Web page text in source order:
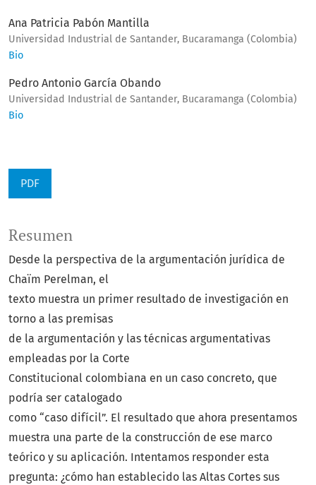
Ana Patricia Pabón Mantilla
Universidad Industrial de Santander, Bucaramanga (Colombia)
Bio
Pedro Antonio García Obando
Universidad Industrial de Santander, Bucaramanga (Colombia)
Bio
PDF
Resumen
Desde la perspectiva de la argumentación jurídica de
Chaïm Perelman, el
texto muestra un primer resultado de investigación en
torno a las premisas
de la argumentación y las técnicas argumentativas
empleadas por la Corte
Constitucional colombiana en un caso concreto, que
podría ser catalogado
como “caso difícil”. El resultado que ahora presentamos
muestra una parte de la construcción de ese marco
teórico y su aplicación. Intentamos responder esta
pregunta: ¿cómo han establecido las Altas Cortes sus